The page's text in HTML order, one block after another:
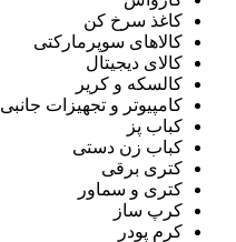
کاغذ سرخ کن
کالاهای سوپرمارکتی
کالای دیجیتال
کالسکه و کریر
کامپیوتر و تجهیزات جانبی
کباب پز
کباب زن دستی
کتری برقی
کتری و سماور
کرپ ساز
کرم پودر